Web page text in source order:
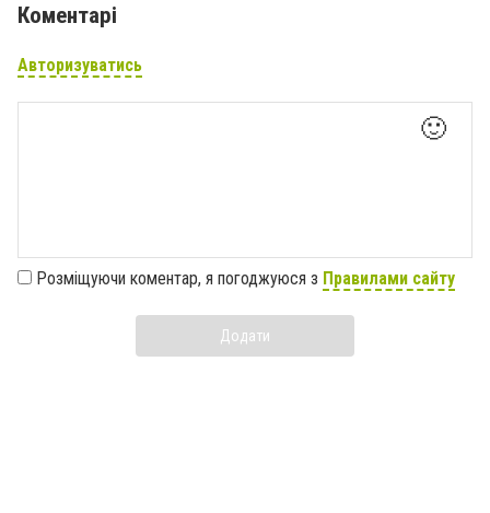
Коментарі
Авторизуватись
🙂
Розміщуючи коментар, я погоджуюся з Правилами сайту
Додати